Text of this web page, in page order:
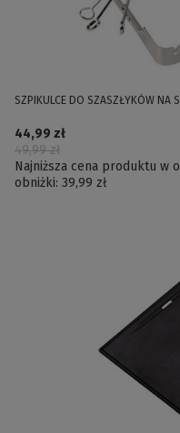
SZPIKULCE DO SZASZŁYKÓW NA
44,99 zł
49,99 zł
Najniższa cena produktu w
obniżki: 39,99 zł